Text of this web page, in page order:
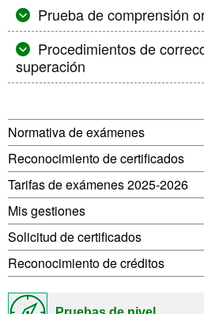
Prueba de comprensión
superación
Información
complementaria
Normativa de exámenes
Reconocimiento de certificados
Tarifas de exámenes 2025-2026
Mis gestiones
Solicitud de certificados
Reconocimiento de créditos